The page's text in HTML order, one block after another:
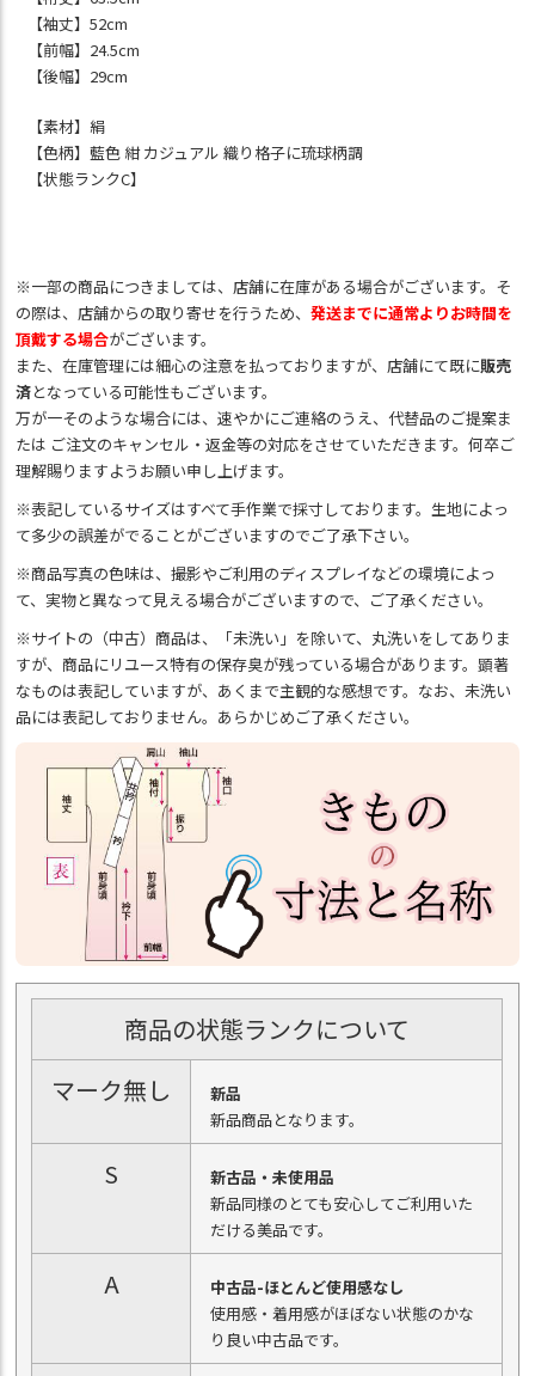
【袖丈】52cm
【前幅】24.5cm
【後幅】29cm
【素材】絹
【色柄】藍色 紺 カジュアル 織り格子に琉球柄調
【状態ランクC】
※一部の商品につきましては、店舗に在庫がある場合がございます。そ
の際は、店舗からの取り寄せを行うため、発送までに通常よりお時間を
頂戴する場合がございます。
また、在庫管理には細心の注意を払っておりますが、店舗にて既に販売
済となっている可能性もございます。
万が一そのような場合には、速やかにご連絡のうえ、代替品のご提案ま
たは ご注文のキャンセル・返金等の対応をさせていただきます。何卒ご
理解賜りますようお願い申し上げます。
※表記しているサイズはすべて手作業で採寸しております。生地によっ
て多少の誤差がでることがございますのでご了承下さい。
※商品写真の色味は、撮影やご利用のディスプレイなどの環境によっ
て、実物と異なって見える場合がございますので、ご了承ください。
※サイトの（中古）商品は、「未洗い」を除いて、丸洗いをしてありま
すが、商品にリユース特有の保存臭が残っている場合があります。顕著
なものは表記していますが、あくまで主観的な感想です。なお、未洗い
品には表記しておりません。あらかじめご了承ください。
商品の状態ランクについて
マーク無し
新品
新品商品となります。
S
新古品・未使用品
新品同様のとても安心してご利用いた
だける美品です。
A
中古品-ほとんど使用感なし
使用感・着用感がほぼない状態のかな
り良い中古品です。